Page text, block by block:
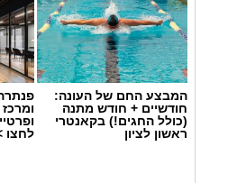
המבצע החם של העונה:
חודשיים + חודש מתנה
(כולל החגים!) בקאנטרי
ראשון לציון
לחצו